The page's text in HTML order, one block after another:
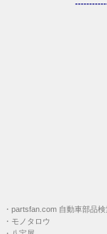
・ partsfan.com 自動車部品検
・ モノタロウ